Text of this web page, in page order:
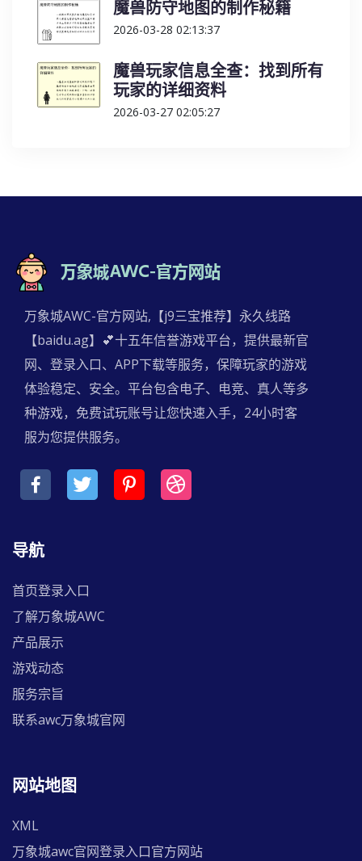
魔兽防守地图的制作秘籍
2026-03-28 02:13:37
魔兽玩家信息全查：找到所有
玩家的详细资料
2026-03-27 02:05:27
万象城AWC-官方网站,【j9三宝推荐】永久线路
【baidu.ag】💕十五年信誉游戏平台，提供最新官
网、登录入口、APP下载等服务，保障玩家的游戏
体验稳定、安全。平台包含电子、电竞、真人等多
种游戏，免费试玩账号让您快速入手，24小时客
服为您提供服务。
导航
首页登录入口
了解万象城AWC
产品展示
游戏动态
服务宗旨
联系awc万象城官网
网站地图
XML
万象城awc官网登录入口官方网站